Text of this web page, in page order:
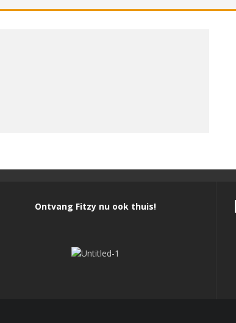
Ontvang Fitzy nu ook thuis!